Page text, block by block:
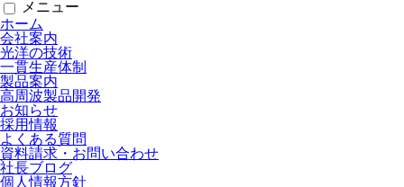
メニュー
ホーム
会社案内
光洋の技術
一貫生産体制
製品案内
高周波製品開発
お知らせ
採用情報
よくある質問
資料請求・お問い合わせ
社長ブログ
個人情報方針